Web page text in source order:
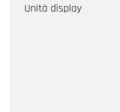
Unità display